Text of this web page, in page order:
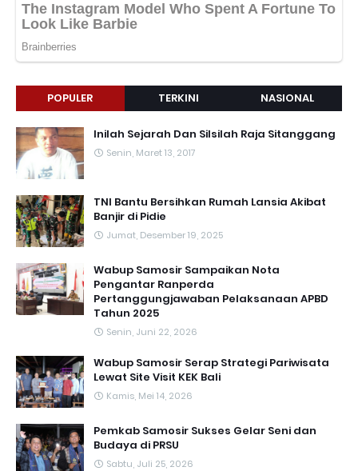
POPULER TERKINI NASIONAL
Inilah Sejarah Dan Silsilah Raja Sitanggang
Senin, Maret 13, 2017
TNI Bantu Bersihkan Rumah Lansia Akibat
Banjir di Pidie
Jumat, Desember 19, 2025
Wabup Samosir Sampaikan Nota
Pengantar Ranperda
Pertanggungjawaban Pelaksanaan APBD
Tahun 2025
Senin, Juni 22, 2026
Wabup Samosir Serap Strategi Pariwisata
Lewat Site Visit KEK Bali
Kamis, Mei 14, 2026
Pemkab Samosir Sukses Gelar Seni dan
Budaya di PRSU
Sabtu, Juli 25, 2026